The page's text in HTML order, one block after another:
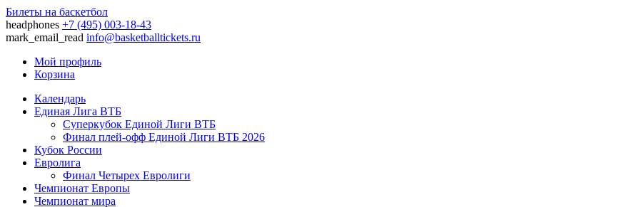
Билеты на баскетбол
headphones +7 (495) 003-18-43
mark_email_read info@basketballtickets.ru
Мой профиль
Корзина
Календарь
Единая Лига ВТБ
Суперкубок Единой Лиги ВТБ
Финал плей-офф Единой Лиги ВТБ 2026
Кубок России
Евролига
Финал Четырех Евролиги
Чемпионат Европы
Чемпионат мира